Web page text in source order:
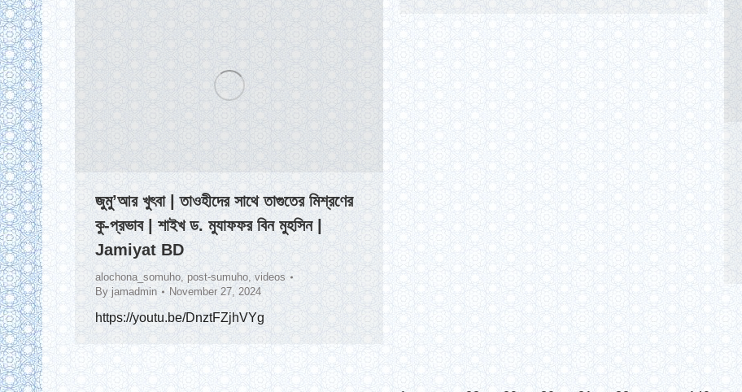
জুমু’আর খুৎবা | তাওহীদের সাথে তাগুতের মিশ্রণের
কু-প্রভাব | শাইখ ড. মুযাফফর বিন মুহসিন |
Jamiyat BD
alochona_somuho, post-sumuho, videos
By jamadmin November 27, 2024
https://youtu.be/DnztFZjhVYg